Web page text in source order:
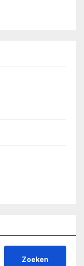
Zoeken